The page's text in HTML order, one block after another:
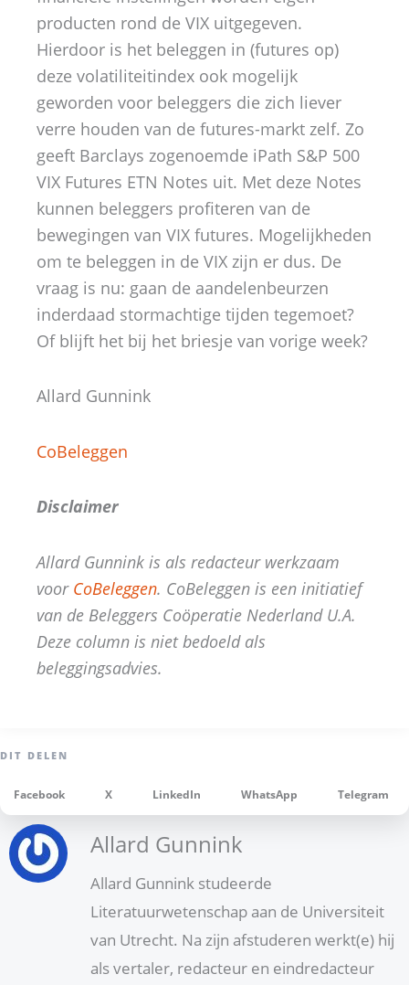
producten rond de VIX uitgegeven.
Hierdoor is het beleggen in (futures op)
deze volatiliteitindex ook mogelijk
geworden voor beleggers die zich liever
verre houden van de futures-markt zelf. Zo
geeft Barclays zogenoemde iPath S&P 500
VIX Futures ETN Notes uit. Met deze Notes
kunnen beleggers profiteren van de
bewegingen van VIX futures. Mogelijkheden
om te beleggen in de VIX zijn er dus. De
vraag is nu: gaan de aandelenbeurzen
inderdaad stormachtige tijden tegemoet?
Of blijft het bij het briesje van vorige week?
Allard Gunnink
CoBeleggen
Disclaimer
Allard Gunnink is als redacteur werkzaam
voor CoBeleggen. CoBeleggen is een initiatief
van de Beleggers Coöperatie Nederland U.A.
Deze column is niet bedoeld als
beleggingsadvies.
Facebook X LinkedIn WhatsApp Telegram
Allard Gunnink
Allard Gunnink studeerde
Literatuurwetenschap aan de Universiteit
van Utrecht. Na zijn afstuderen werkt(e) hij
als vertaler, redacteur en eindredacteur